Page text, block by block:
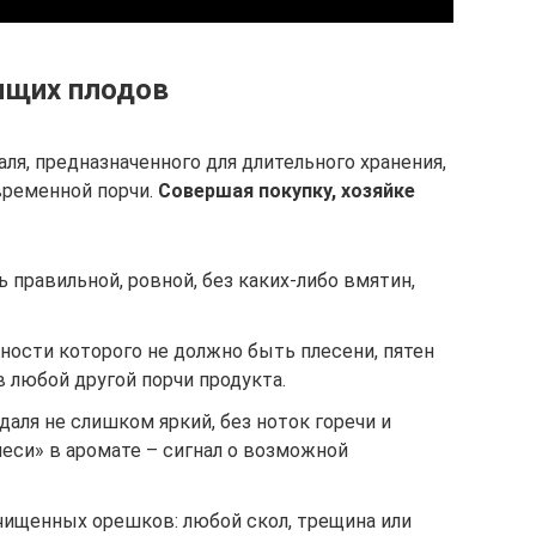
плодов
предназначенного для длительного хранения,
порчи. Совершая покупку, хозяйке
ровной, без каких-либо вмятин,
которого не должно быть плесени, пятен
другой порчи продукта.
не слишком яркий, без ноток горечи и
в аромате – сигнал о возможной
орешков: любой скол, трещина или